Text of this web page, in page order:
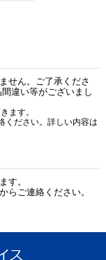
せん。ご了承くださ
違い等がございまし
ます。
ください。詳しい内容は
す。
からご連絡ください。